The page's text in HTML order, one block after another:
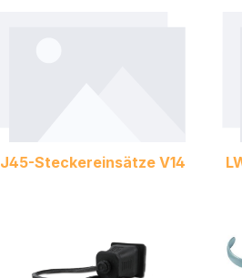
Steckereinsätze V14